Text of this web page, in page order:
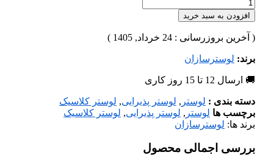
افزودن به سبد خرید
( آخرین بروزرسانی : 24 خرداد, 1405 )
برند: لوسترسازان
🚚 ارسال 12 تا 15 روز کاری
دسته بندی : لوستر , لوستر پذیرایی, لوستر کلاسیک
برچسب ها لوستر , لوستر پذیرایی, لوستر کلاسیک
برند ها: لوسترسازان
بررسی اجمالی محصول